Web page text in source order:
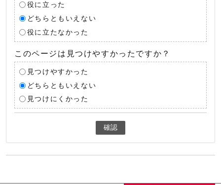
役に立った
どちらともいえない
役に立たなかった
このページは見つけやすかったですか？
見つけやすかった
どちらともいえない
見つけにくかった
確認